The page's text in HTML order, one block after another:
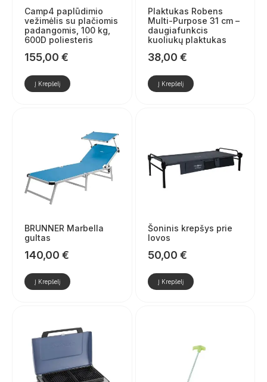
Camp4 paplūdimio
vežimėlis su plačiomis
padangomis, 100 kg,
600D poliesteris
155,00 €
Į Krepšelį
Plaktukas Robens
Multi-Purpose 31 cm –
daugiafunkcis
kuoliukų plaktukas
38,00 €
Į Krepšelį
BRUNNER Marbella
gultas
140,00 €
Į Krepšelį
Šoninis krepšys prie
lovos
50,00 €
Į Krepšelį